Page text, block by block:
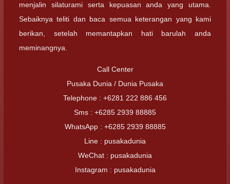
menjalin silaturami serta kepuasan anda yang utama.
Sebaiknya teliti dan baca semua keterangan yang kami
berikan, setelah memantapkan hati barulah anda
meminangnya.
Call Center
Pusaka Dunia / Dunia Pusaka
Telephone : +6281 222 886 456
Sms : +6285 2939 88885
WhatsApp : +6285 2939 88885
Line : pusakadunia
WeChat : pusakadunia
Instagram : pusakadunia